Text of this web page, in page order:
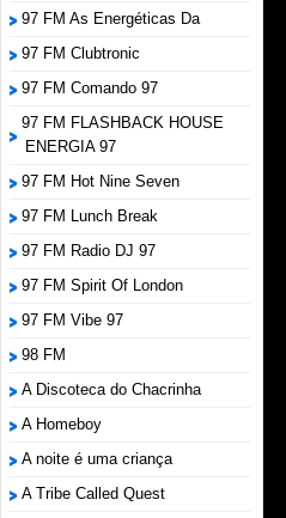
97 FM As Energéticas Da
97 FM Clubtronic
97 FM Comando 97
97 FM FLASHBACK HOUSE
ENERGIA 97
97 FM Hot Nine Seven
97 FM Lunch Break
97 FM Radio DJ 97
97 FM Spirit Of London
97 FM Vibe 97
98 FM
A Discoteca do Chacrinha
A Homeboy
A noite é uma criança
A Tribe Called Quest